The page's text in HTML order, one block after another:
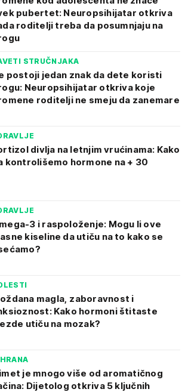
pubertet: Neuropsihijatar otkriva
roditelji treba da posumnjaju na
STRUČNJAKA
postoji jedan znak da dete koristi
Neuropsihijatar otkriva koje
roditelji ne smeju da zanemare
divlja na letnjim vrućinama: Kako
kontrolišemo hormone na + 30
3 i raspoloženje: Mogu li ove
kiseline da utiču na to kako se
magla, zaboravnost i
Kako hormoni štitaste
utiču na mozak?
je mnogo više od aromatičnog
Dijetolog otkriva 5 ključnih